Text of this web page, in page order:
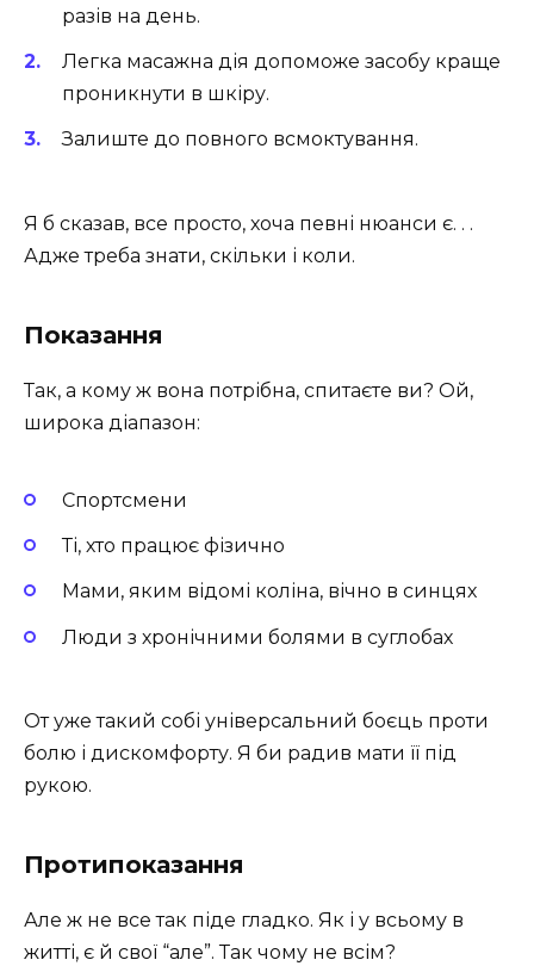
разів на день.
Легка масажна дія допоможе засобу краще
проникнути в шкіру.
Залиште до повного всмоктування.
Я б сказав, все просто, хоча певні нюанси є. . .
Адже треба знати, скільки і коли.
Показання
Так, а кому ж вона потрібна, спитаєте ви? Ой,
широка діапазон:
Спортсмени
Ті, хто працює фізично
Мами, яким відомі коліна, вічно в синцях
Люди з хронічними болями в суглобах
От уже такий собі універсальний боєць проти
болю і дискомфорту. Я би радив мати її під
рукою.
Протипоказання
Але ж не все так піде гладко. Як і у всьому в
житті, є й свої “але”. Так чому не всім?